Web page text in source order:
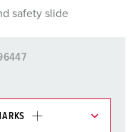
safety slide